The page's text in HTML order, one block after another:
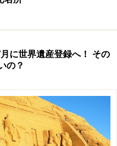
月に世界遺産登録へ！ その
の？